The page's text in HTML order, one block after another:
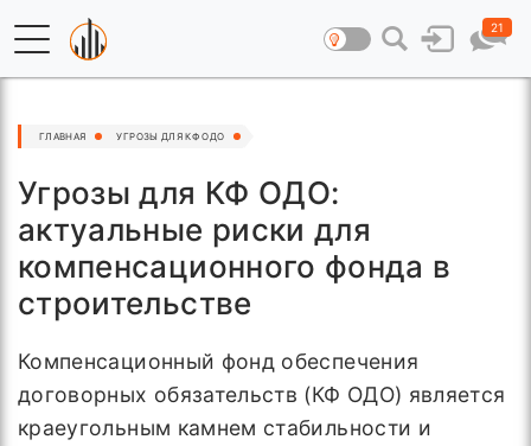
21
ГЛАВНАЯ УГРОЗЫ ДЛЯ КФ ОДО
Угрозы для КФ ОДО:
актуальные риски для
компенсационного фонда в
строительстве
Компенсационный фонд обеспечения
договорных обязательств (КФ ОДО) является
краеугольным камнем стабильности и